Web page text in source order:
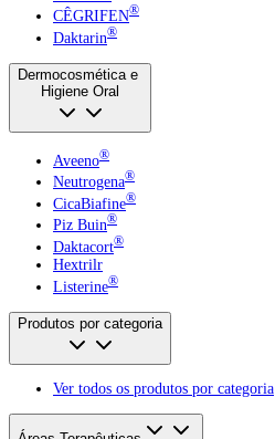
CÊGRIFEN®
Daktarin®
Dermocosmética e
Higiene Oral
Aveeno®
Neutrogena®
CicaBiafine®
Piz Buin®
Daktacort®
Hextrilr
Listerine®
Produtos por categoria
Ver todos os produtos por categoria